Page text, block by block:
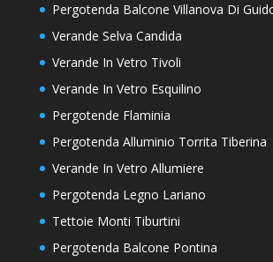
Pergotenda Balcone Villanova Di
Verande Selva Candida
Verande In Vetro Tivoli
Verande In Vetro Esquilino
Pergotende Flaminia
Pergotenda Alluminio Torrita Tiberina
Verande In Vetro Allumiere
Pergotenda Legno Lariano
Tettoie Monti Tiburtini
Pergotenda Balcone Pontina